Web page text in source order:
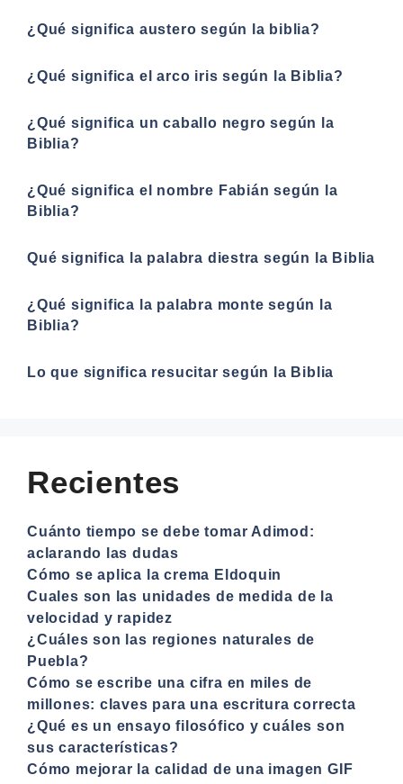
¿Qué significa austero según la biblia?
¿Qué significa el arco iris según la Biblia?
¿Qué significa un caballo negro según la
Biblia?
¿Qué significa el nombre Fabián según la
Biblia?
Qué significa la palabra diestra según la Biblia
¿Qué significa la palabra monte según la
Biblia?
Lo que significa resucitar según la Biblia
Recientes
Cuánto tiempo se debe tomar Adimod:
aclarando las dudas
Cómo se aplica la crema Eldoquin
Cuales son las unidades de medida de la
velocidad y rapidez
¿Cuáles son las regiones naturales de
Puebla?
Cómo se escribe una cifra en miles de
millones: claves para una escritura correcta
¿Qué es un ensayo filosófico y cuáles son
sus características?
Cómo mejorar la calidad de una imagen GIF